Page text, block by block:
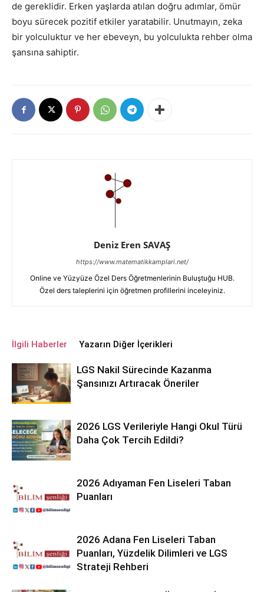
de gereklidir. Erken yaşlarda atılan doğru adımlar, ömür
boyu sürecek pozitif etkiler yaratabilir. Unutmayın, zeka
bir yolculuktur ve her ebeveyn, bu yolculukta rehber olma
şansına sahiptir.
Deniz Eren SAVAŞ
https://www.matematikkamplari.net/
Online ve Yüzyüze Özel Ders Öğretmenlerinin Buluştuğu HUB.
Özel ders taleplerini için öğretmen profillerini inceleyiniz.
İlgili Haberler Yazarın Diğer İçerikleri
LGS Nakil Sürecinde Kazanma
Şansınızı Artıracak Öneriler
2026 LGS Verileriyle Hangi Okul Türü
Daha Çok Tercih Edildi?
2026 Adıyaman Fen Liseleri Taban
Puanları
2026 Adana Fen Liseleri Taban
Puanları, Yüzdelik Dilimleri ve LGS
Strateji Rehberi